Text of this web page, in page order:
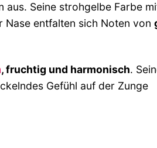
aus. Seine strohgelbe Farbe
Nase entfalten sich Noten von
, fruchtig und harmonisch.
Gefühl auf der Zunge